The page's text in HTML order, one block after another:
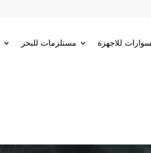
للاجهزة مستلزمات للبحر